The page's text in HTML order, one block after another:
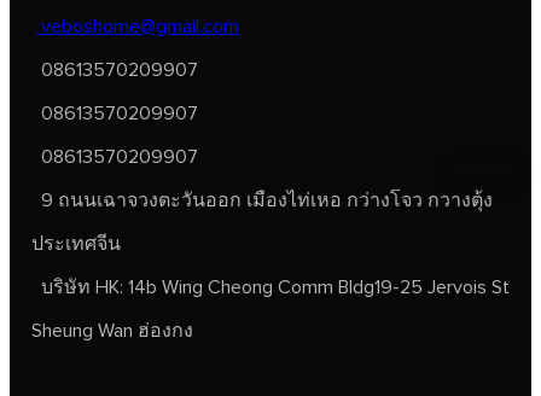
veboshome@gmail.com
08613570209907
08613570209907
08613570209907
9 ถนนเฉาจวงตะวันออก เมืองไท่เหอ กว่างโจว กวางตุ้ง
ประเทศจีน
บริษัท HK: 14b Wing Cheong Comm Bldg19-25 Jervois St
Sheung Wan ฮ่องกง